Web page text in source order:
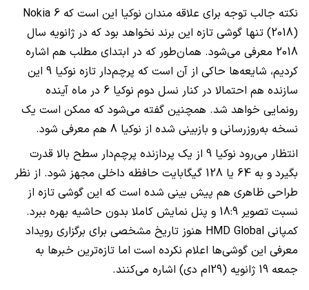
نکته جالب توجه برای علاقه مندان نوکیا این است که Nokia 6
(2018) تنها گوشی تازه این برند نخواهد بود که در ژانویه سال
2018 معرفی می‌شود. همان‌طور که در ابتدای مطلب هم اشاره
کردیم، شایعه‌ها حاکی از آن است که پرچم‌دار تازه نوکیا 9 این
سازنده هم احتمالا در کنار نسل دوم نوکیا 6 در ماه آینده
رونمایی خواهد شد. همچنین گفته می‌شود که ممکن است یک
نسخه به‌روزرسانی و بازبینی شده از نوکیا 8 هم معرفی شود.
انتظار می‌رود نوکیا 9 از یک پردازنده پرچم‌دار سطح بالا قدرت
بگیرد و به 64 یا 128 گیگابایت حافظه داخلی مجهز شود. از نظر
طراحی ظاهری هم پیش بینی شده است که این گوشی تازه از
نسبت تصویر 18:9 و پنل نمایش کاملا بدون حاشیه بهره ببرد.
کمپانی HMD Global هنوز تاریخ مشخصی برای برگزاری رویداد
معرفی این گوشی‌ها اعلام نکرده است اما تازه‌ترین خبرها به
جمعه 19 ژانویه (29ام دی) اشاره می‌کنند.